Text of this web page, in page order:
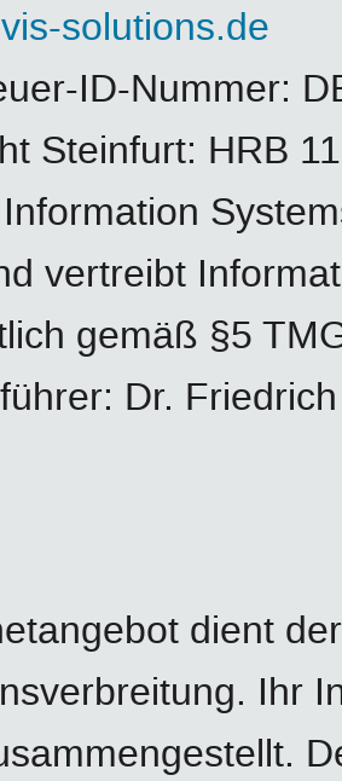
solutions.de
ID-Nummer:
Steinfurt: HRB
vertreibt
gemäß §5
Dr.
dient
Ihr